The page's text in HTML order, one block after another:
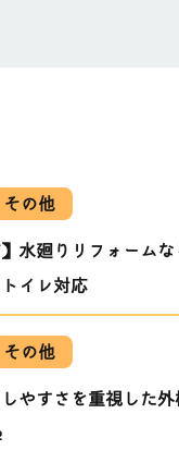
その他
水廻りリフォームな
イレ対応
その他
しやすさを重視した